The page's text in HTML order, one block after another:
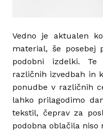
Vedno je aktualen
material, še posebej
podobni izdelki.
različnih izvedbah in
ponudbe v različnih
lahko prilagodimo
tekstil, čeprav za
podobna oblačila niso